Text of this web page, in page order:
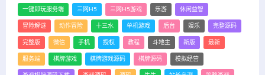
一键即玩服务端 三网H5 三网H5游戏 乐游 休闲益智
冒险解谜 动作冒险 十三水 单机游戏 后台 娱乐 完整源码
完整版 微信 手机 授权 教程 斗地主 新版 最新
服务端 棋牌游戏 棋牌游戏源码 棋牌源码 模拟经营